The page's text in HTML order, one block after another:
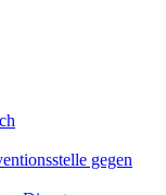
gegen